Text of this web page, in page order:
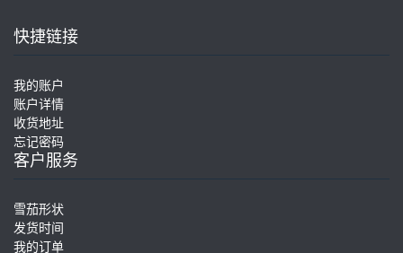
快捷链接
我的账户
账户详情
收货地址
忘记密码
客户服务
雪茄形状
发货时间
我的订单